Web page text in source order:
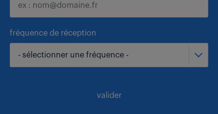
fréquence de réception
- sélectionner une fréquence -
valider